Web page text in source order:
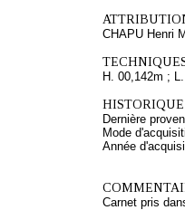
CHAPU Henri
H. 00,142m ;
HISTORIQUE
Dernière
Mode
Année
Carnet pris